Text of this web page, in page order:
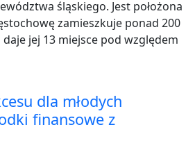
śląskiego. Jest położona
zamieszkuje ponad 200
jej 13 miejsce pod względem
dla młodych
finansowe z